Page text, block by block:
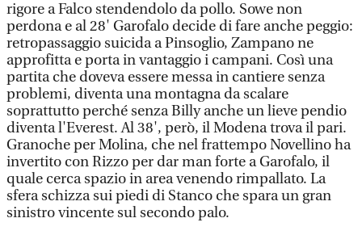
rigore a Falco stendendolo da pollo. Sowe non
perdona e al 28' Garofalo decide di fare anche peggio:
retropassaggio suicida a Pinsoglio, Zampano ne
approfitta e porta in vantaggio i campani. Così una
partita che doveva essere messa in cantiere senza
problemi, diventa una montagna da scalare
soprattutto perché senza Billy anche un lieve pendio
diventa l'Everest. Al 38', però, il Modena trova il pari.
Granoche per Molina, che nel frattempo Novellino ha
invertito con Rizzo per dar man forte a Garofalo, il
quale cerca spazio in area venendo rimpallato. La
sfera schizza sui piedi di Stanco che spara un gran
sinistro vincente sul secondo palo.